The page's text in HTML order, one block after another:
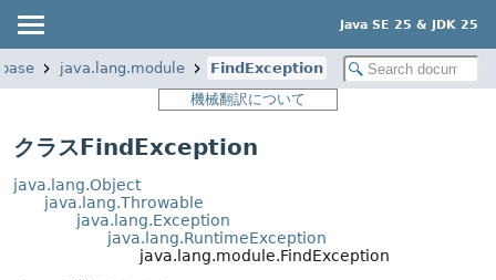
Java SE 25 & JDK 25
java.lang.module
FindException
機械翻訳について
クラスFindException
java.lang.Object
java.lang.Throwable
java.lang.Exception
java.lang.RuntimeException
java.lang.module.FindException